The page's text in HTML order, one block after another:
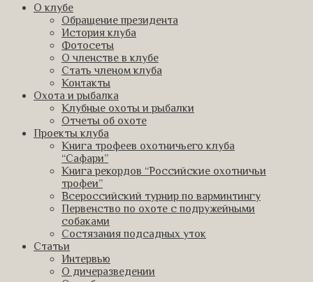
О клубе
Обращение президента
История клуба
Фотосеты
О членстве в клубе
Стать членом клуба
Контакты
Охота и рыбалка
Клубные охоты и рыбалки
Отчеты об охоте
Проекты клуба
Книга трофеев охотничьего клуба
“Сафари”
Книга рекордов “Российские охотничьи
трофеи”
Всероссийский турнир по варминтингу
Первенство по охоте с подружейными
собаками
Состязания подсадных уток
Статьи
Интервью
О дичеразведении